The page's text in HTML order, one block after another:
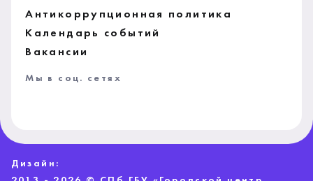
Антикоррупционная политика
Календарь событий
Вакансии
Мы в соц. сетях
Дизайн: